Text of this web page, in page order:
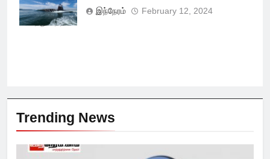
செய்து விடுதலை
செய்தது கத்தார்!
இந்நேரம் February 12, 2024
Trending News